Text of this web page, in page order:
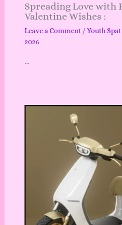
Spreading Love with
Valentine Wishes :
Leave a Comment / Youth Spat
2026
…